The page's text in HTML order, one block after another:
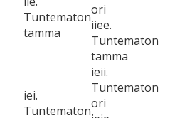
Tuntematon
tamma
ori
iiee.
Tuntematon
tamma
iei.
Tuntematon
ieii.
Tuntematon
ori